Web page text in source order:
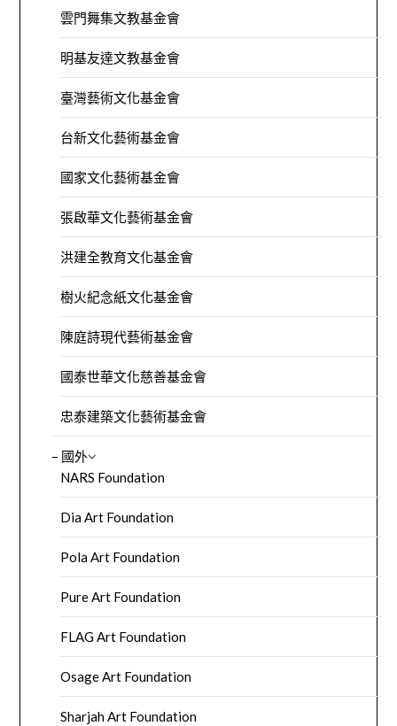
雲門舞集文教基金會
明基友達文教基金會
臺灣藝術文化基金會
台新文化藝術基金會
國家文化藝術基金會
張啟華文化藝術基金會
洪建全教育文化基金會
樹火紀念紙文化基金會
陳庭詩現代藝術基金會
國泰世華文化慈善基金會
忠泰建築文化藝術基金會
– 國外
NARS Foundation
Dia Art Foundation
Pola Art Foundation
Pure Art Foundation
FLAG Art Foundation
Osage Art Foundation
Sharjah Art Foundation